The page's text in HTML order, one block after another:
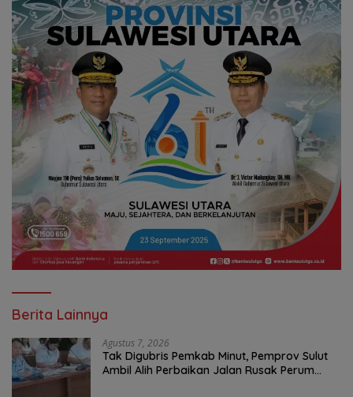
Berita Lainnya
Agustus 7, 2026
Tak Digubris Pemkab Minut, Pemprov Sulut
Ambil Alih Perbaikan Jalan Rusak Perum